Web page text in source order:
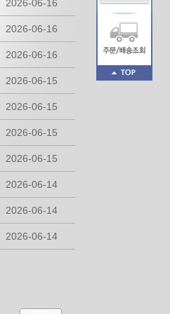
2026-06-16
2026-06-16
2026-06-16
2026-06-15
2026-06-15
2026-06-15
2026-06-15
2026-06-14
2026-06-14
2026-06-14